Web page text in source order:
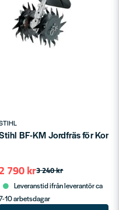
KM/KMA
BF-KM Jordfräs för
3 240 kr
2 790 kr
Leveranstid ifrån leverantör ca
10 arbetsdagar